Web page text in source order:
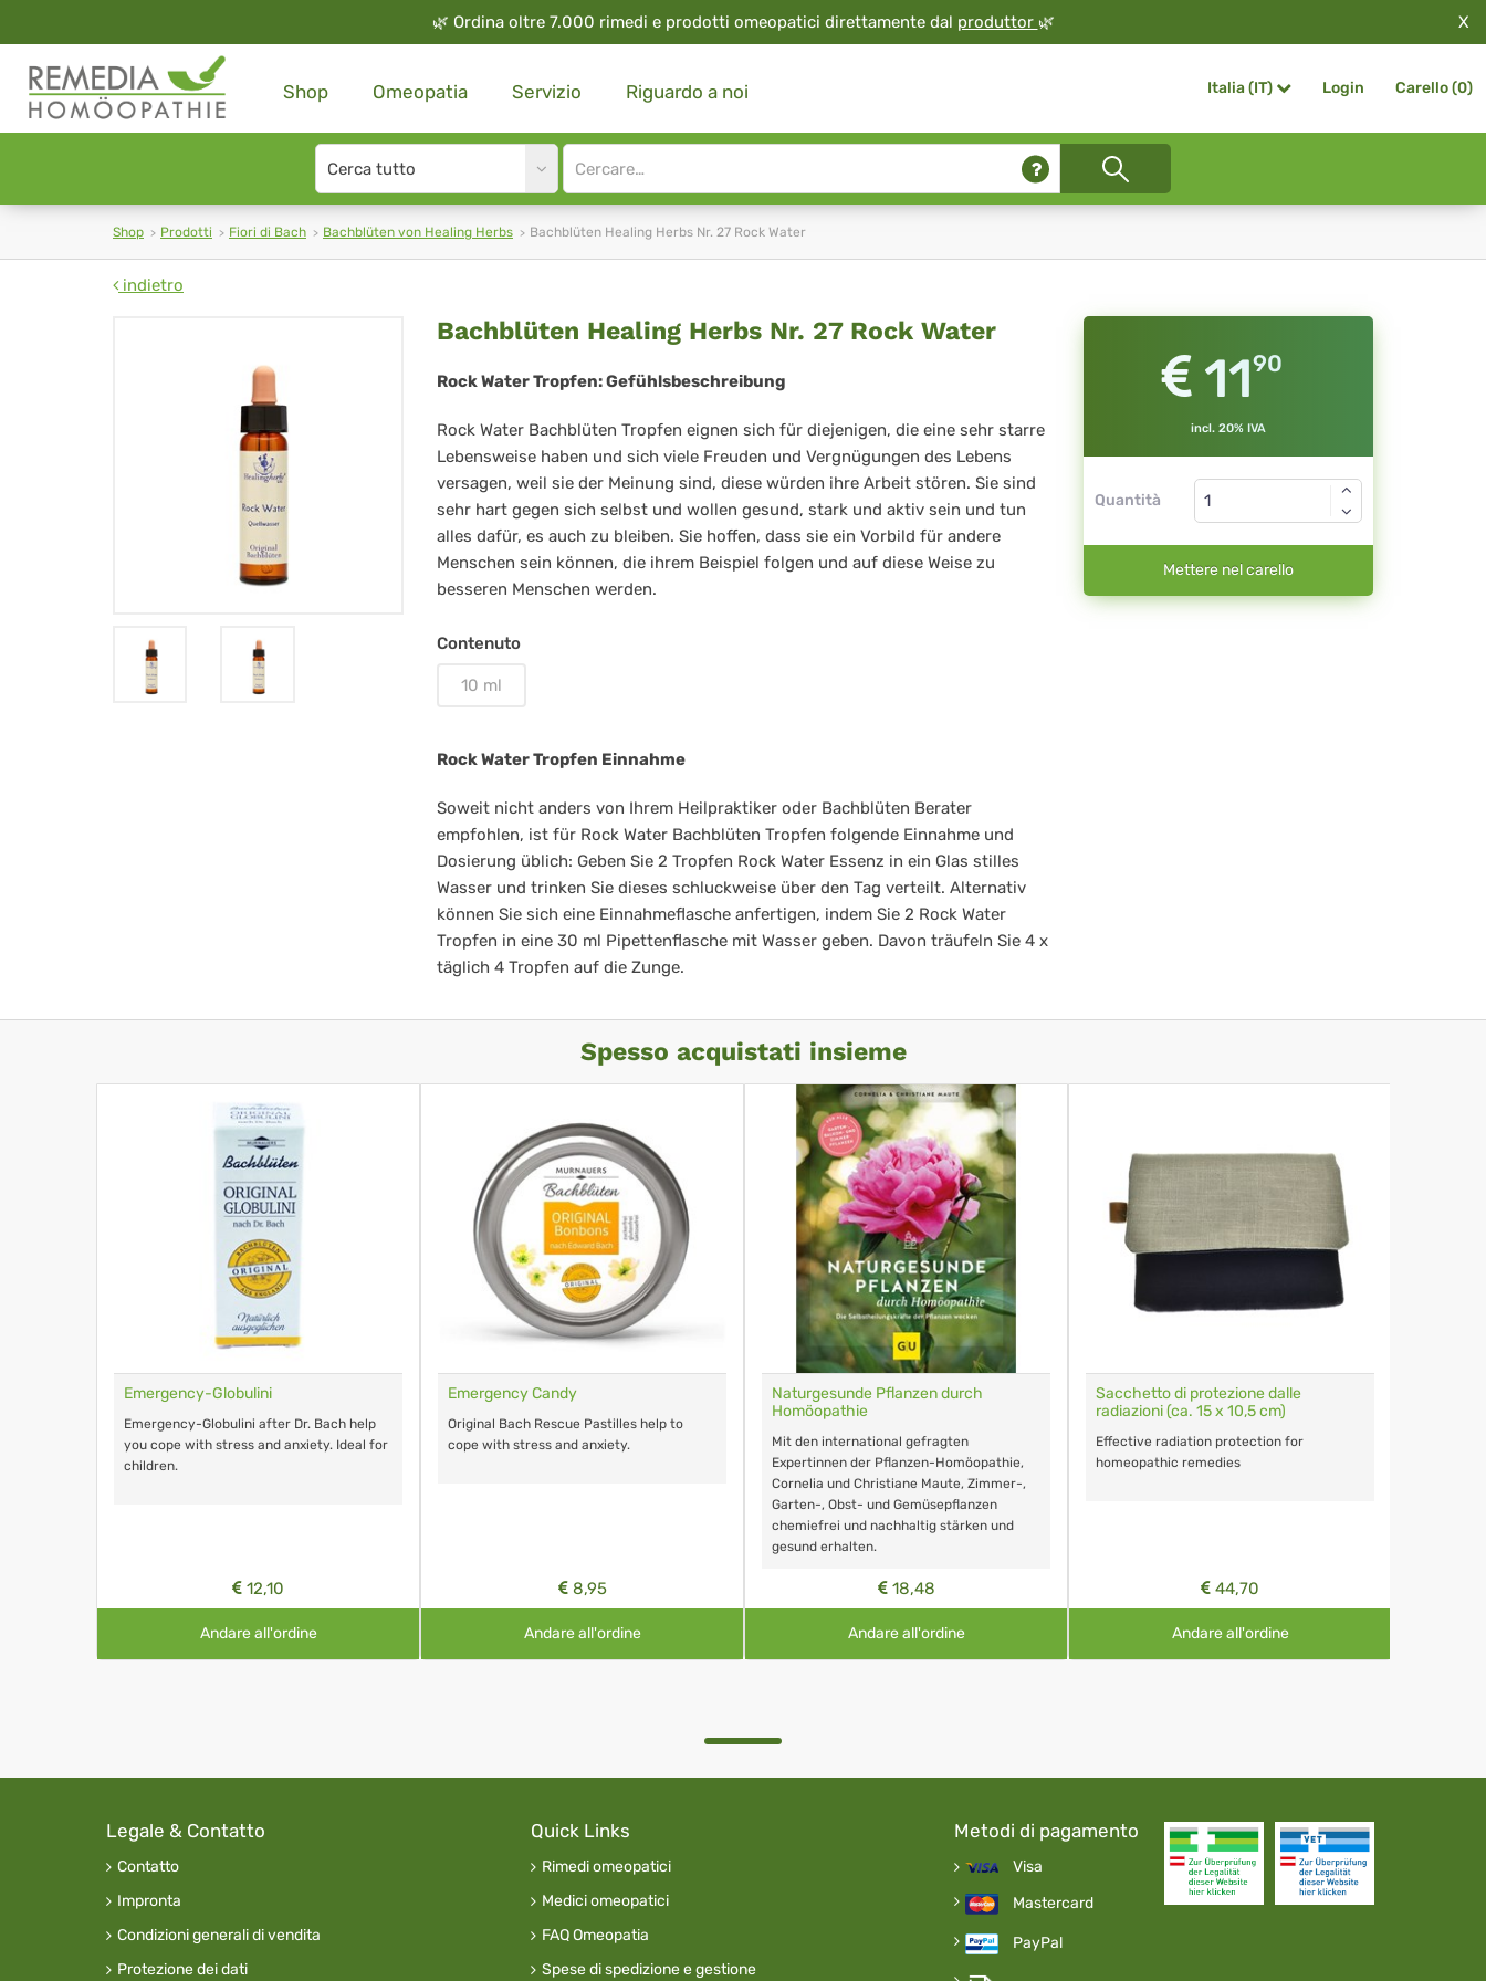
🌿 Ordina oltre 7.000 rimedi e prodotti omeopatici direttamente dal produttor 🌿 X
Shop Omeopatia Servizio Riguardo a noi Italia (IT) Login Carello (0)
Search
type
Site
search
Shop Prodotti Fiori di Bach Bachblüten von Healing Herbs Bachblüten Healing Herbs Nr. 27 Rock Water
indietro
Bachblüten
Healing
Herbs
Nr.
27
Rock
Water
Bachblüten Healing Herbs Nr. 27 Rock Water
Rock Water Tropfen: Gefühlsbeschreibung
Rock Water Bachblüten Tropfen eignen sich für diejenigen, die eine sehr starre
Lebensweise haben und sich viele Freuden und Vergnügungen des Lebens
versagen, weil sie der Meinung sind, diese würden ihre Arbeit stören. Sie sind
sehr hart gegen sich selbst und wollen gesund, stark und aktiv sein und tun
alles dafür, es auch zu bleiben. Sie hoffen, dass sie ein Vorbild für andere
Menschen sein können, die ihrem Beispiel folgen und auf diese Weise zu
besseren Menschen werden.
Contenuto
10 ml
Rock Water Tropfen Einnahme
Soweit nicht anders von Ihrem Heilpraktiker oder Bachblüten Berater
empfohlen, ist für Rock Water Bachblüten Tropfen folgende Einnahme und
Dosierung üblich: Geben Sie 2 Tropfen Rock Water Essenz in ein Glas stilles
Wasser und trinken Sie dieses schluckweise über den Tag verteilt. Alternativ
können Sie sich eine Einnahmeflasche anfertigen, indem Sie 2 Rock Water
Tropfen in eine 30 ml Pipettenflasche mit Wasser geben. Davon träufeln Sie 4 x
täglich 4 Tropfen auf die Zunge.
1190
incl. 20% IVA
Quantità
Mettere nel carello
Spesso acquistati insieme
Emergency-Globulini
Emergency-Globulini after Dr. Bach help
you cope with stress and anxiety. Ideal for
children.
12,10
Andare all'ordine
Emergency Candy
Original Bach Rescue Pastilles help to
cope with stress and anxiety.
8,95
Andare all'ordine
Naturgesunde Pflanzen durch
Homöopathie
Mit den international gefragten
Expertinnen der Pflanzen-Homöopathie,
Cornelia und Christiane Maute, Zimmer-,
Garten-, Obst- und Gemüsepflanzen
chemiefrei und nachhaltig stärken und
gesund erhalten.
18,48
Andare all'ordine
Sacchetto di protezione dalle
radiazioni (ca. 15 x 10,5 cm)
Effective radiation protection for
homeopathic remedies
44,70
Andare all'ordine
Legale & Contatto
Contatto
Impronta
Condizioni generali di vendita
Protezione dei dati
Quick Links
Rimedi omeopatici
Medici omeopatici
FAQ Omeopatia
Spese di spedizione e gestione
Metodi di pagamento
Visa
Mastercard
PayPal